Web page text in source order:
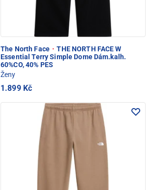
The North Face · THE NORTH FACE W
Essential Terry Simple Dome Dám.kalh.
60%CO, 40% PES
Ženy
1.899 Kč